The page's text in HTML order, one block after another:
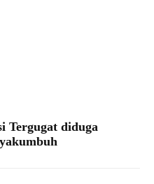
Tergugat diduga